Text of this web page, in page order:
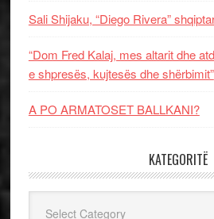
Sali Shijaku, “Diego Rivera”
“Dom Fred Kalaj, mes altarit dhe
e shpresës, kujtesës dhe shërbimit”
A PO ARMATOSET BALLKANI?
KATEGORITË